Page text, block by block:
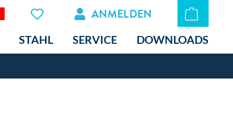
ANMELDEN
STAHL SERVICE DOWNLOADS